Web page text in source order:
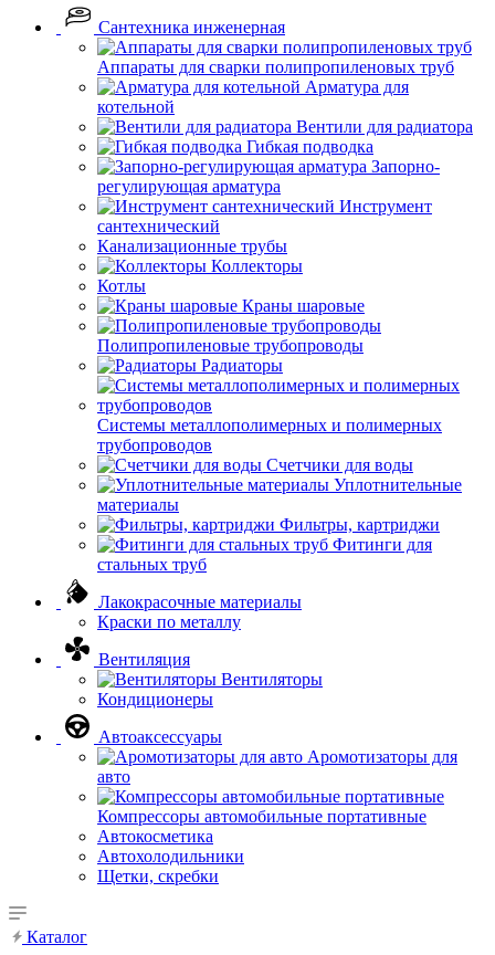
Сантехника инженерная
Аппараты для сварки полипропиленовых труб
Арматура для
котельной
Вентили для радиатора
Гибкая подводка
Запорно-
регулирующая арматура
Инструмент
сантехнический
Канализационные трубы
Коллекторы
Котлы
Краны шаровые
Полипропиленовые трубопроводы
Радиаторы
Системы металлополимерных и полимерных
трубопроводов
Счетчики для воды
Уплотнительные
материалы
Фильтры, картриджи
Фитинги для
стальных труб
Лакокрасочные материалы
Краски по металлу
Вентиляция
Вентиляторы
Кондиционеры
Автоаксессуары
Аромотизаторы для
авто
Компрессоры автомобильные портативные
Автокосметика
Автохолодильники
Щетки, скребки
Каталог